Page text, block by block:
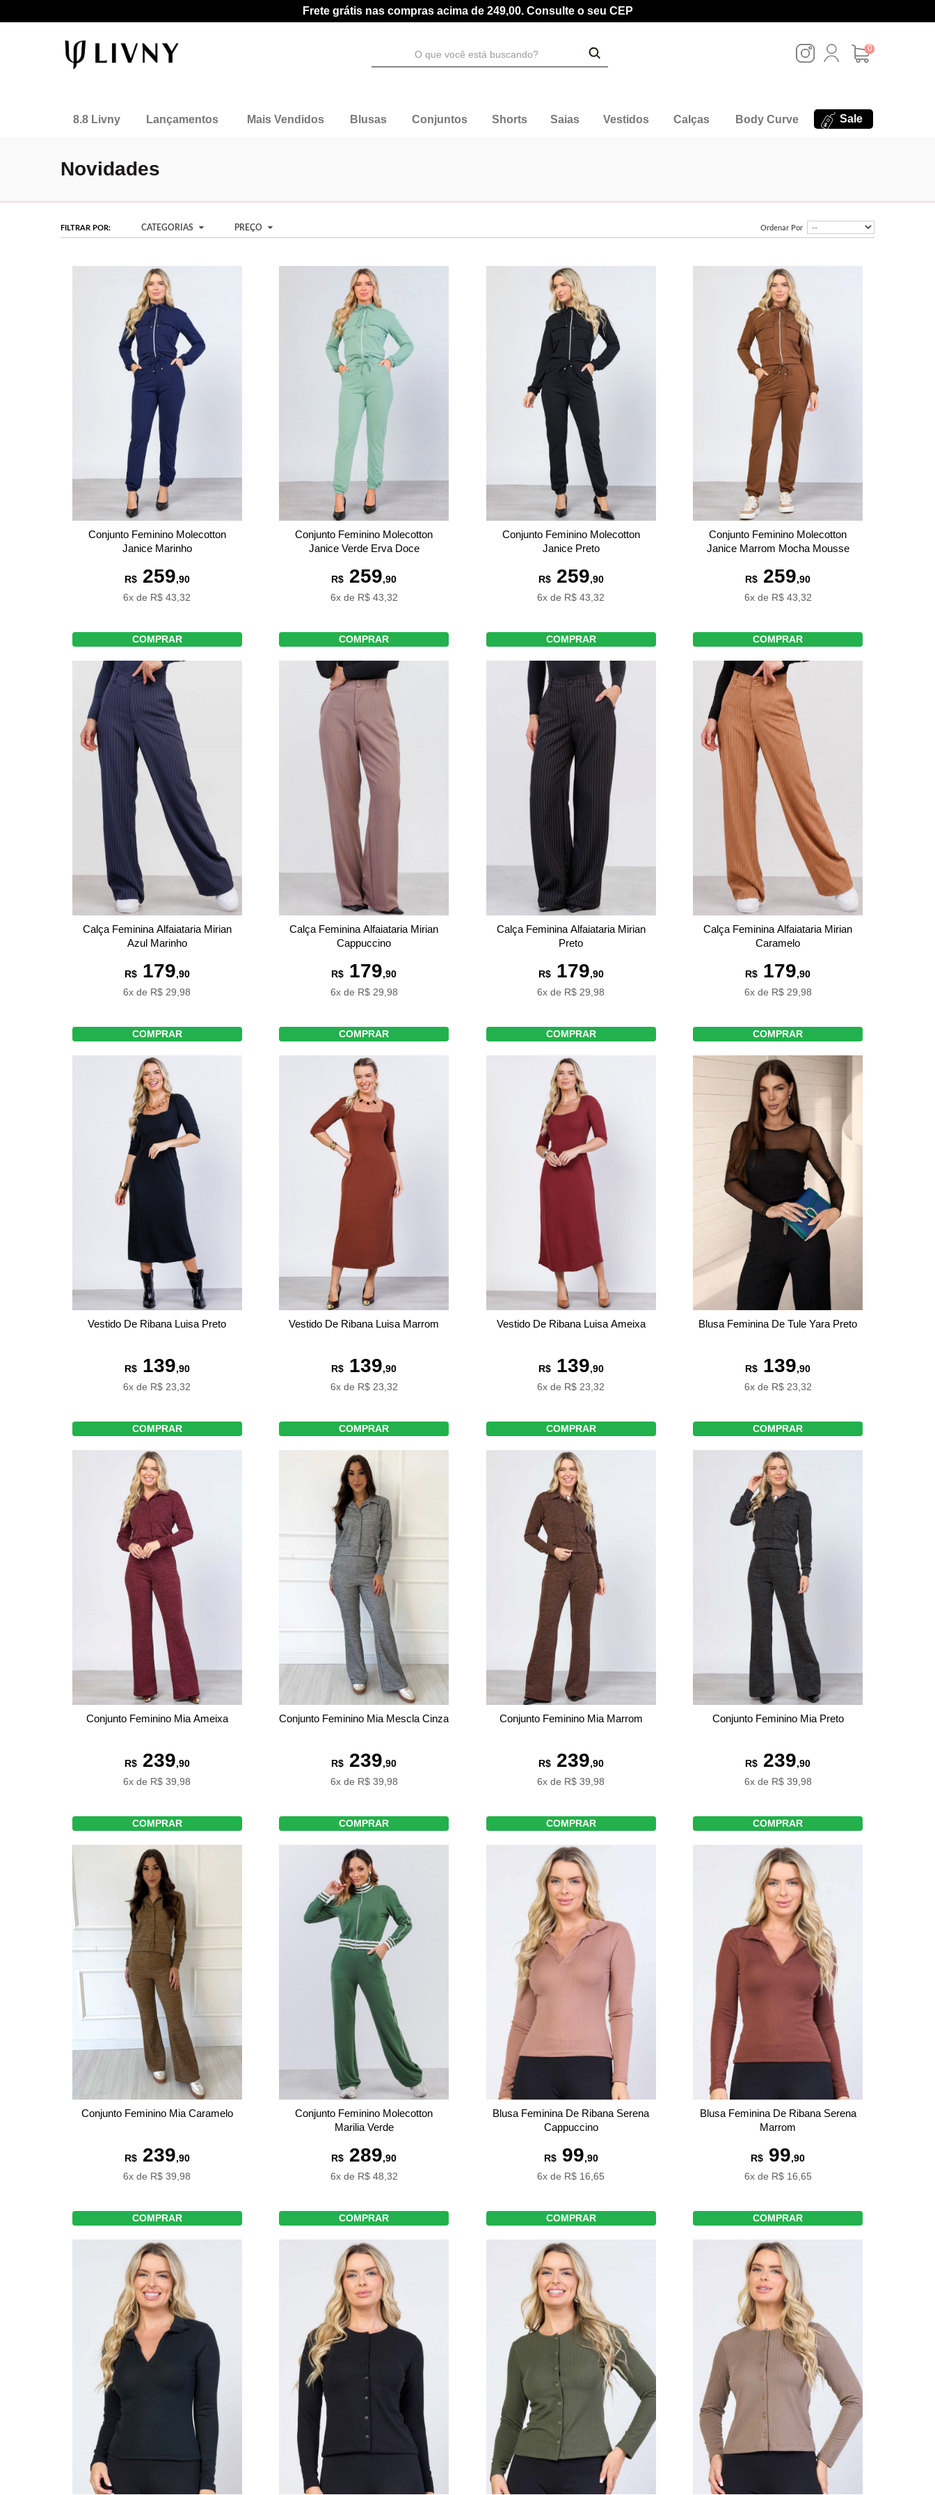
Frete grátis nas compras acima de 249,00. Consulte o seu CEP
0
8.8 Livny Lançamentos Mais Vendidos Blusas Conjuntos Shorts Saias Vestidos Calças Body Curve Sale
Novidades
FILTRAR POR: CATEGORIAS PREÇO Ordenar Por
Conjunto Feminino Molecotton
Janice Marinho
R$259,90
6x de R$ 43,32
COMPRAR
Conjunto Feminino Molecotton
Janice Verde Erva Doce
R$ 259,90
6x de R$ 43,32
COMPRAR
Conjunto Feminino Molecotton
Janice Preto
R$259,90
6x de R$ 43,32
COMPRAR
Conjunto Feminino Molecotton
Janice Marrom Mocha Mousse
R$ 259,90
6x de R$ 43,32
COMPRAR
Calça Feminina Alfaiataria Mirian
Azul Marinho
R$179,90
6x de R$ 29,98
COMPRAR
Calça Feminina Alfaiataria Mirian
Cappuccino
R$ 179,90
6x de R$ 29,98
COMPRAR
Calça Feminina Alfaiataria Mirian
Preto
R$179,90
6x de R$ 29,98
COMPRAR
Calça Feminina Alfaiataria Mirian
Caramelo
R$ 179,90
6x de R$ 29,98
COMPRAR
Vestido De Ribana Luisa Preto
R$139,90
6x de R$ 23,32
COMPRAR
Vestido De Ribana Luisa Marrom
R$ 139,90
6x de R$ 23,32
COMPRAR
Vestido De Ribana Luisa Ameixa
R$139,90
6x de R$ 23,32
COMPRAR
Blusa Feminina De Tule Yara Preto
R$ 139,90
6x de R$ 23,32
COMPRAR
Conjunto Feminino Mia Ameixa
R$239,90
6x de R$ 39,98
COMPRAR
Conjunto Feminino Mia Mescla Cinza
R$ 239,90
6x de R$ 39,98
COMPRAR
Conjunto Feminino Mia Marrom
R$239,90
6x de R$ 39,98
COMPRAR
Conjunto Feminino Mia Preto
R$ 239,90
6x de R$ 39,98
COMPRAR
Conjunto Feminino Mia Caramelo
R$239,90
6x de R$ 39,98
COMPRAR
Conjunto Feminino Molecotton
Marilia Verde
R$ 289,90
6x de R$ 48,32
COMPRAR
Blusa Feminina De Ribana Serena
Cappuccino
R$99,90
6x de R$ 16,65
COMPRAR
Blusa Feminina De Ribana Serena
Marrom
R$ 99,90
6x de R$ 16,65
COMPRAR